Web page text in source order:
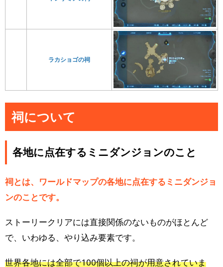
ラカショゴの祠
祠について
各地に点在するミニダンジョンのこと
祠とは、ワールドマップの各地に点在するミニダンジョ
ンのことです。
ストーリークリアには直接関係のないものがほとんど
で、いわゆる、やり込み要素です。
世界各地には全部で100個以上の祠が用意されていま